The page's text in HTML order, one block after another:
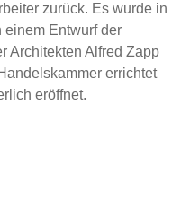
zurück. Es wurde in
einem Entwurf der
Architekten Alfred Zapp
errichtet
eröffnet.